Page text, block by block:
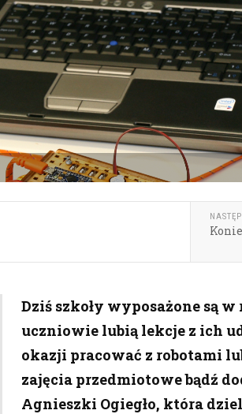
Dziś szkoły wyposażone są
uczniowie lubią lekcje z ich
okazji pracować z robotami
zajęcia przedmiotowe bądź
Agnieszki Ogiegło, która